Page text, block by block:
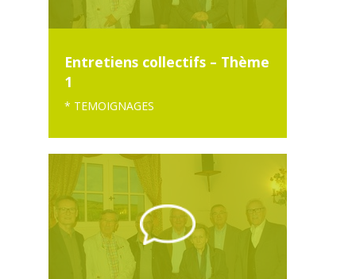
Entretiens collectifs – Thème
1
* TEMOIGNAGES